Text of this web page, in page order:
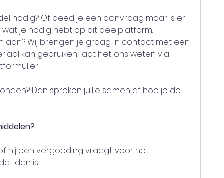
nodig? Of deed je een aanvraag maar is er
wat je nodig hebt op dit deelplatform.
aan? Wij brengen je graag in contact met een
kan gebruiken, laat het ons weten via
Dan spreken jullie samen af hoe je de
hij een vergoeding vraagt voor het
dan is.